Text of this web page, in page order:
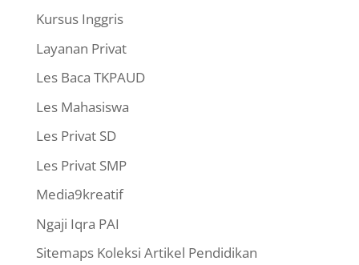
Kursus Inggris
Layanan Privat
Les Baca TKPAUD
Les Mahasiswa
Les Privat SD
Les Privat SMP
Media9kreatif
Ngaji Iqra PAI
Sitemaps Koleksi Artikel Pendidikan